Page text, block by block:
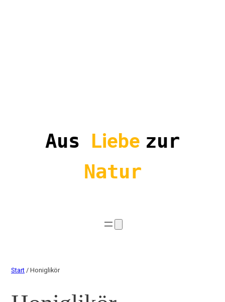
Aus Liebe zur
Natur
Start / Honiglikör